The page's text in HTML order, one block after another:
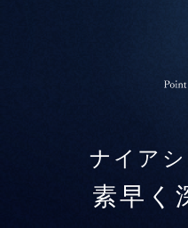
* 2025年5月28日時点で
PubMedにより国内化粧
ことを確認（ポーラ化成
ナイア
素早く